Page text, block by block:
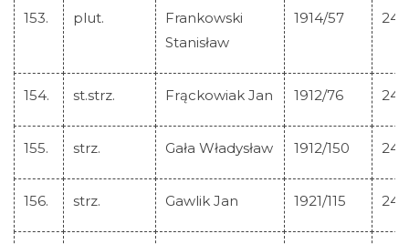
153. plut.
Frankowski
Stanisław
1914/57
154. st.strz. Frąckowiak Jan 1912/76
155. strz. Gała Władysław 1912/150
156. strz. Gawlik Jan 1921/115